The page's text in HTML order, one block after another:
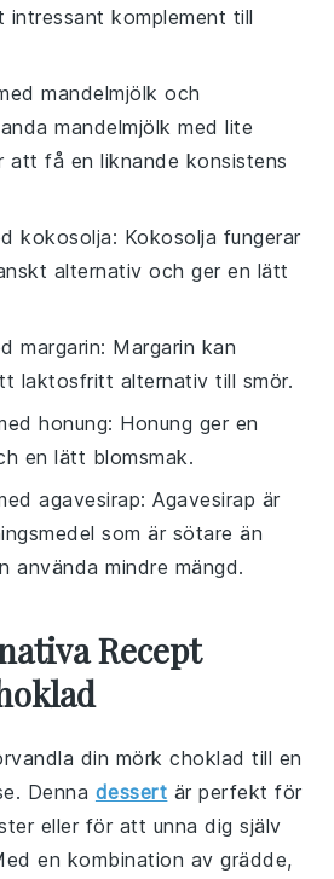
intressant komplement till
mandelmjölk och
mandelmjölk med lite
att få en liknande konsistens
kokosolja: Kokosolja fungerar
alternativ och ger en lätt
margarin: Margarin kan
laktosfritt alternativ till smör.
honung: Honung ger en
en lätt blomsmak.
agavesirap: Agavesirap är
som är sötare än
använda mindre mängd.
Recept
din mörk choklad till en
. Denna dessert är perfekt för
eller för att unna dig själv
en kombination avgrädde,